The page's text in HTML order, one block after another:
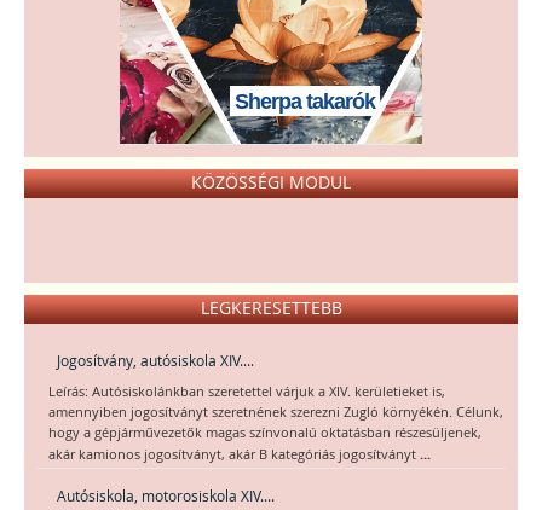
Sherpa takarók
KÖZÖSSÉGI MODUL
LEGKERESETTEBB
Jogosítvány, autósiskola XIV....
Leírás: Autósiskolánkban szeretettel várjuk a XIV. kerületieket is,
amennyiben jogosítványt szeretnének szerezni Zugló környékén. Célunk,
hogy a gépjárművezetők magas színvonalú oktatásban részesüljenek,
akár kamionos jogosítványt, akár B kategóriás jogosítványt ...
Autósiskola, motorosiskola XIV....